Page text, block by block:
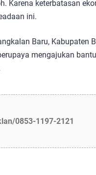
Karena keterbatasan
ini.
Baru, Kabupaten
mengajukan
0853-1197-2121